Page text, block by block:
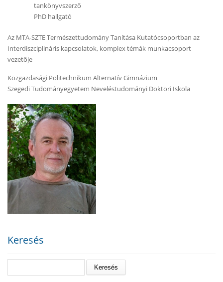
tankönyvszerző
PhD hallgató
Az MTA-SZTE Természettudomány Tanítása Kutatócsoportban az
Interdiszciplináris kapcsolatok, komplex témák munkacsoport
vezetője
Közgazdasági Politechnikum Alternatív Gimnázium
Szegedi Tudományegyetem Neveléstudományi Doktori Iskola
Keresés